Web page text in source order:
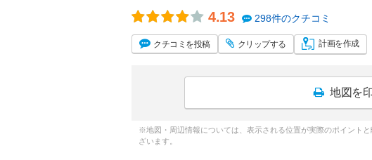
4.13 298件のクチコミ
クチコミ を投稿 クリップする 計画を作成
地図を
※地図・周辺情報については、表示される位置が実際のポイント
ざいます。